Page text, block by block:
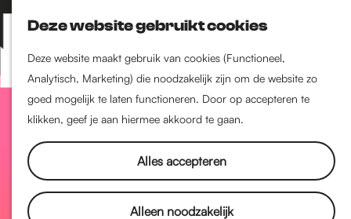
Deze website gebruikt cookies
Deze website maakt gebruik van cookies (Functioneel,
Analytisch, Marketing) die noodzakelijk zijn om de website zo
goed mogelijk te laten functioneren. Door op accepteren te
klikken, geef je aan hiermee akkoord te gaan.
Alles accepteren
Alleen noodzakelijk
Z
o
e
k
e
K
a
a
r
t
M
e
n
Nijmegen-Nieuw-West
Nijmegen-Oud-West
Dukenburg
Lindenholt
Historie
De oudste stad van
Nederland
Historische tijdlijn